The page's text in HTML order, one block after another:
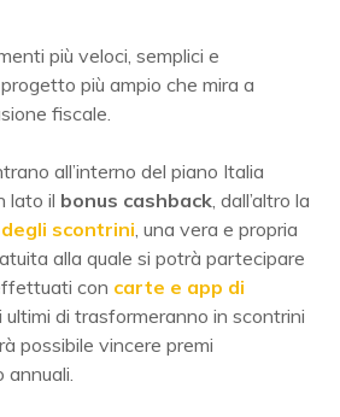
più veloci, semplici e
più ampio che mira a
fiscale.
all’interno del piano Italia
lato il bonus cashback , dall’altro la
scontrini , una vera e propria
alla quale si potrà partecipare
con carte e app di
ultimi di trasformeranno in scontrini
possibile vincere premi